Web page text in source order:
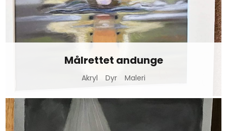
Målrettet andunge
Akryl Dyr Maleri